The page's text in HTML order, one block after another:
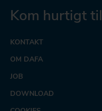
Kom hurtigt til
KONTAKT
OM DAFA
JOB
DOWNLOAD